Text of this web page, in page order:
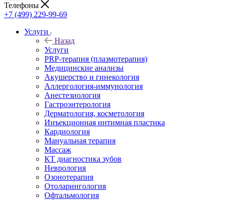
Телефоны
+7 (499) 229-99-69
Услуги
Назад
Услуги
PRP-терапия (плазмотерапия)
Медицинские анализы
Акушерство и гинекология
Аллергология-иммунология
Анестезиология
Гастроэнтерология
Дерматология, косметология
Инъекционная интимная пластика
Кардиология
Мануальная терапия
Массаж
КТ диагностика зубов
Неврология
Озонотерапия
Отоларингология
Офтальмология